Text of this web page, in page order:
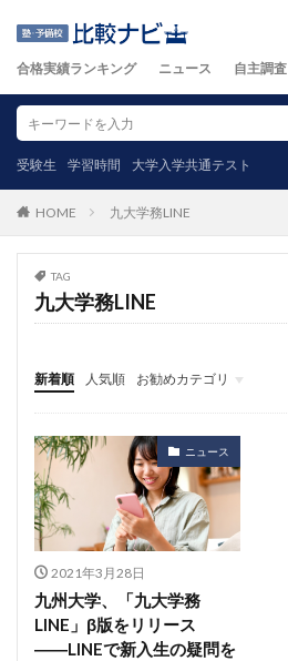
合格実績ランキング ニュース 自主調査
受験生 学習時間 大学入学共通テスト
HOME 九大学務LINE
TAG
九大学務LINE
新着順 人気順
お勧めカテゴリ
ニュース
自主調査
コラム
カテゴリ
ニュース
2021年3月28日
九州大学、「九大学務
LINE」β版をリリース
――LINEで新入生の疑問を